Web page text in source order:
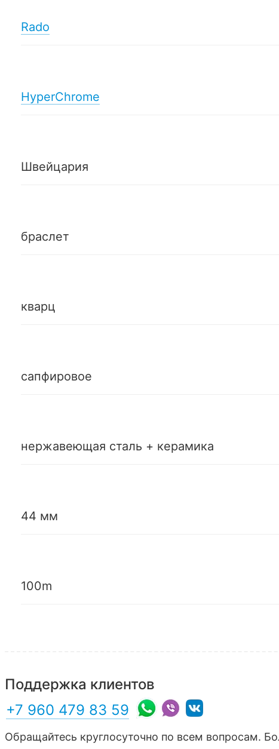
Rado
HyperChrome
Швейцария
браслет
кварц
сапфировое
нержавеющая сталь + керамика
44 мм
100m
Поддержка клиентов
+7 960 479 83 59
Обращайтесь круглосуточно по всем вопросам.